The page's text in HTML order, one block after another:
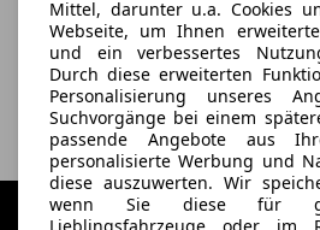
Mittel, darunter u.a. Cookies
Webseite, um Ihnen
und ein verbessertes
Durch diese erweiterten
Personalisierung unseres
Suchvorgänge bei einem
passende Angebote aus
personalisierte Werbung und
diese auszuwerten. Wir
wenn Sie diese für
Lieblingsfahrzeuge oder im